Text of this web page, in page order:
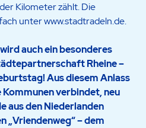
Kilometer zählt. Die
unter www.stadtradeln.de.
auch ein besonderes
Rheine –
Aus diesem Anlass
Kommunen verbindet, neu
aus den Niederlanden
„Vriendenweg“ – dem